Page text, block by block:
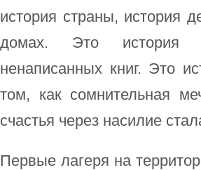
история страны, история
домах. Это история
ненаписанных книг. Это
том, как сомнительная
счастья через насилие
Первые лагеря на